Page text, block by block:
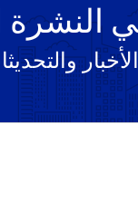
النشرة